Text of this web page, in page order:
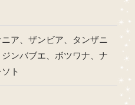
ア、ザンビア、タンザニ
ンバブエ、ボツワナ、ナ
ト